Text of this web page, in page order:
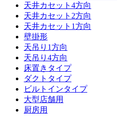
天井カセット4方向
天井カセット2方向
天井カセット1方向
壁掛形
天吊り1方向
天吊り4方向
床置きタイプ
ダクトタイプ
ビルトインタイプ
大型店舗用
厨房用